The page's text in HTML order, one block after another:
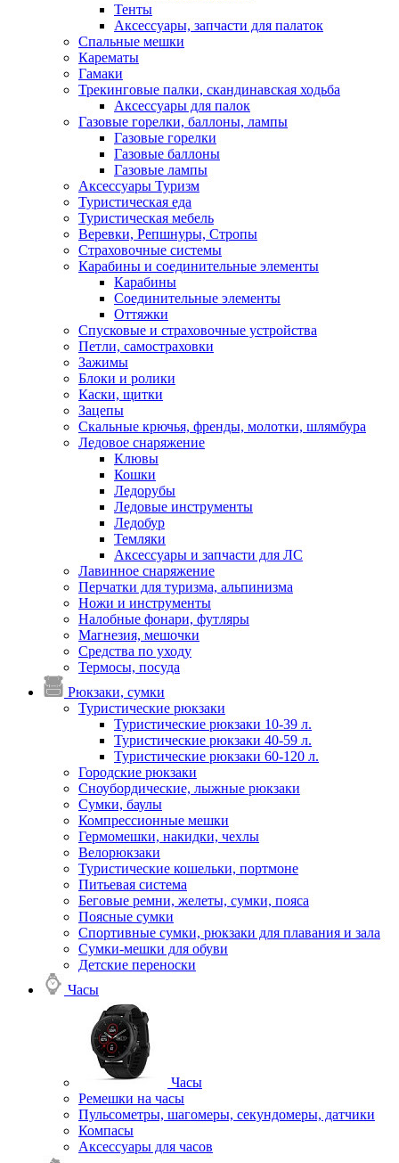
Тенты
Аксессуары, запчасти для палаток
Спальные мешки
Карематы
Гамаки
Трекинговые палки, скандинавская ходьба
Аксессуары для палок
Газовые горелки, баллоны, лампы
Газовые горелки
Газовые баллоны
Газовые лампы
Аксессуары Туризм
Туристическая еда
Туристическая мебель
Веревки, Репшнуры, Стропы
Страховочные системы
Карабины и соединительные элементы
Карабины
Соединительные элементы
Оттяжки
Спусковые и страховочные устройства
Петли, самостраховки
Зажимы
Блоки и ролики
Каски, щитки
Зацепы
Скальные крючья, френды, молотки, шлямбура
Ледовое снаряжение
Клювы
Кошки
Ледорубы
Ледовые инструменты
Ледобур
Темляки
Аксессуары и запчасти для ЛС
Лавинное снаряжение
Перчатки для туризма, альпинизма
Ножи и инструменты
Налобные фонари, футляры
Магнезия, мешочки
Средства по уходу
Термосы, посуда
Рюкзаки, сумки
Туристические рюкзаки
Туристические рюкзаки 10-39 л.
Туристические рюкзаки 40-59 л.
Туристические рюкзаки 60-120 л.
Городские рюкзаки
Сноубордические, лыжные рюкзаки
Сумки, баулы
Компрессионные мешки
Гермомешки, накидки, чехлы
Велорюкзаки
Туристические кошельки, портмоне
Питьевая система
Беговые ремни, желеты, сумки, пояса
Поясные сумки
Спортивные сумки, рюкзаки для плавания и зала
Сумки-мешки для обуви
Детские переноски
Часы
Часы
Ремешки на часы
Пульсометры, шагомеры, секундомеры, датчики
Компасы
Аксессуары для часов